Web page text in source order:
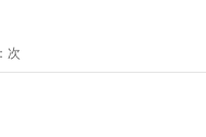
次